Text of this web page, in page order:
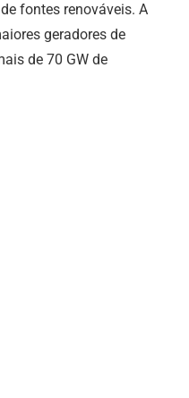
fontes renováveis. A
geradores de
de 70 GW de